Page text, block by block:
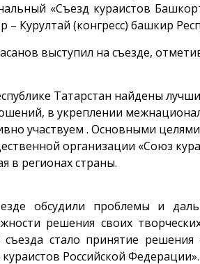
«Съезд кураистов
– Курултай (конгресс) башкир
выступил на съезде,
Татарстан найдены
в укреплении
участвуем . Основными
организации «Союз
в регионах страны.
обсудили проблемы и
решения своих
съезда стало принятие решения
Российской Федерации».